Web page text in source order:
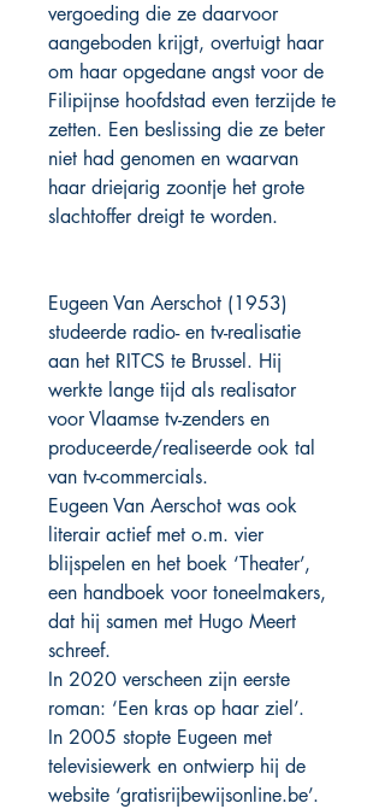
vergoeding die ze daarvoor
aangeboden krijgt, overtuigt haar
om haar opgedane angst voor de
Filipijnse hoofdstad even terzijde te
zetten. Een beslissing die ze beter
niet had genomen en waarvan
haar driejarig zoontje het grote
slachtoffer dreigt te worden.
Eugeen Van Aerschot (1953)
studeerde radio- en tv-realisatie
aan het RITCS te Brussel. Hij
werkte lange tijd als realisator
voor Vlaamse tv-zenders en
produceerde/realiseerde ook tal
van tv-commercials.
Eugeen Van Aerschot was ook
literair actief met o.m. vier
blijspelen en het boek ‘Theater’,
een handboek voor toneelmakers,
dat hij samen met Hugo Meert
schreef.
In 2020 verscheen zijn eerste
roman: ‘Een kras op haar ziel’.
In 2005 stopte Eugeen met
televisiewerk en ontwierp hij de
website ‘gratisrijbewijsonline.be’.